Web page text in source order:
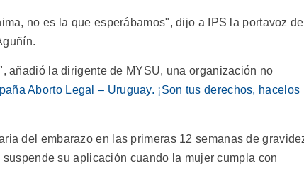
no es la que esperábamos", dijo a IPS la portavoz de
añadió la dirigente de MYSU, una organización no
Aborto Legal – Uruguay. ¡Son tus derechos, hacelos
del embarazo en las primeras 12 semanas de
su aplicación cuando la mujer cumpla con